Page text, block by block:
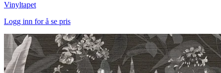
Vinyltapet
Logg inn for å se pris